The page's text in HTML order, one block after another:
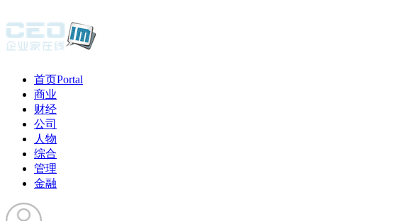
首页Portal
商业
财经
公司
人物
综合
管理
金融